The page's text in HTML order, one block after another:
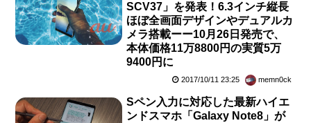
SCV37」を発表！6.3インチ縦長
ほぼ全画面デザインやデュアルカ
メラ搭載ーー10月26日発売で、
本体価格11万8800円の実質5万
9400円に
2017/10/11 23:25 memn0ck
Sペン入力に対応した最新ハイエ
ンドスマホ「Galaxy Note8」が